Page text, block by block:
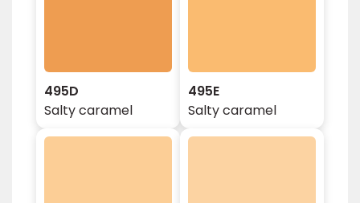
495D
Salty caramel
495E
Salty caramel